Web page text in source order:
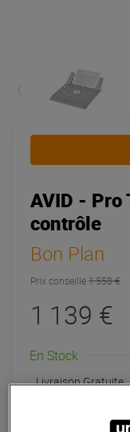
AVID - Pro
contrôle
Bon Plan
Prix conseillé1 558 €
1 139 €
En Stock
Livraison Gratuite